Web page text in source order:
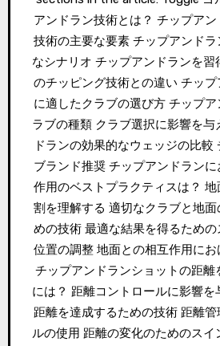
アンドラン技術とは？ チップア
技術の主要な要素 チップアンド
なシナリオ チップアンドランを
のチッピング技術との違い チッ
に適したクラブの選び方 チップ
ラブの種類 クラブ選択に影響を与
ドランの効果的なウェッジの比較
ブランド推奨 チップアンドラン
作用のベストプラクティスは？
割を理解する 適切なクラブと地
めの技術 最適な結果を得るため
位置の調整 地面との相互作用に
チップアンドランショットの距離
には？ 距離コントロールに影響を
距離を達成するための技術 距離管
ルの使用 距離の変化のためのスイ